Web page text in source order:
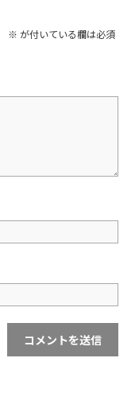
※ が付いている欄は必須